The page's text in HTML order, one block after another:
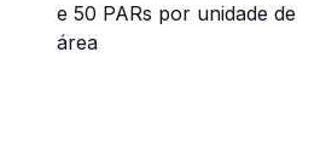
e 50 PARs por unidade de
área